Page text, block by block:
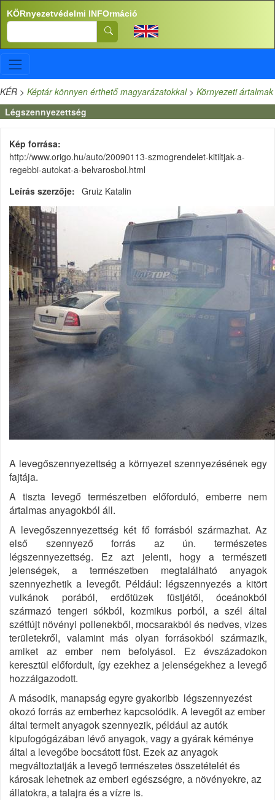
Ugrás a tartalomra
KÖRnyezetvédelmi INFOrmáció
Search
KÉR > Képtár könnyen érthető magyarázatokkal> Környezeti ártalmak
Légszennyezettség
Kép forrása
http://www.origo.hu/auto/20090113-szmogrendelet-kitiltjak-a-
regebbi-autokat-a-belvarosbol.html
Leírás szerzője
Gruiz Katalin
A levegőszennyezettség a környezet szennyezésének egy
fajtája.
A tiszta levegő természetben előforduló, emberre nem
ártalmas anyagokból áll.
A levegőszennyezettség két fő forrásból származhat. Az
első szennyező forrás az ún. természetes
légszennyezettség. Ez azt jelenti, hogy a természeti
jelenségek, a természetben megtalálható anyagok
szennyezhetik a levegőt. Például: légszennyezés a kitört
vulkánok porából, erdőtüzek füstjétől, óceánokból
származó tengeri sókból, kozmikus porból, a szél által
szétfújt növényi pollenekből, mocsarakból és nedves, vizes
területekről, valamint más olyan forrásokból származik,
amiket az ember nem befolyásol. Ez évszázadokon
keresztül előfordult, így ezekhez a jelenségekhez a levegő
hozzáigazodott.
A második, manapság egyre gyakoribb légszennyezést
okozó forrás az emberhez kapcsolódik. A levegőt az ember
által termelt anyagok szennyezik, például az autók
kipufogógázában lévő anyagok, vagy a gyárak kéménye
által a levegőbe bocsátott füst. Ezek az anyagok
megváltoztatják a levegő természetes összetételét és
károsak lehetnek az emberi egészségre, a növényekre, az
állatokra, a talajra és a vízre is.